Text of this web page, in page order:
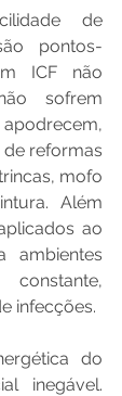
de
pontos-
ICF não
sofrem
reformas
mofo
Além
ao
ambientes
infecções.
do
inegável.